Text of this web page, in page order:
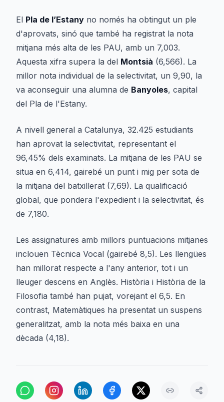
El Pla de l’Estany no només ha obtingut un ple
d'aprovats, sinó que també ha registrat la nota
mitjana més alta de les PAU, amb un 7,003.
Aquesta xifra supera la del Montsià (6,566). La
millor nota individual de la selectivitat, un 9,90, la
va aconseguir una alumna de Banyoles, capital
del Pla de l'Estany.
A nivell general a Catalunya, 32.425 estudiants
han aprovat la selectivitat, representant el
96,45% dels examinats. La mitjana de les PAU se
situa en 6,414, gairebé un punt i mig per sota de
la mitjana del batxillerat (7,69). La qualificació
global, que pondera l'expedient i la selectivitat, és
de 7,180.
Les assignatures amb millors puntuacions mitjanes
inclouen Tècnica Vocal (gairebé 8,5). Les llengües
han millorat respecte a l'any anterior, tot i un
lleuger descens en Anglès. Història i Història de la
Filosofia també han pujat, vorejant el 6,5. En
contrast, Matemàtiques ha presentat un suspens
generalitzat, amb la nota més baixa en una
dècada (4,18).